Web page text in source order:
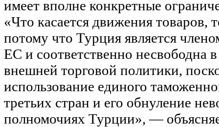
имеет вполне конкретные
«Что касается движения товаров,
потому что Турция является
ЕС и соответственно несвободна
внешней торговой политики,
использование единого
третьих стран и его обнуление
полномочиях Турции», —